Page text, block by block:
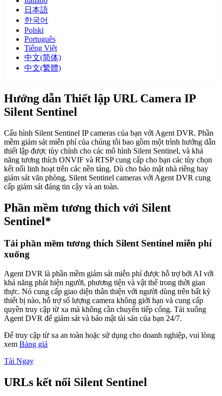
日本語
한국어
Polski
Português
Tiếng Việt
中文(简体)
中文(繁體)
Hướng dẫn Thiết lập URL Camera IP
Silent Sentinel
Cấu hình Silent Sentinel IP cameras của bạn với Agent DVR. Phần
mềm giám sát miễn phí của chúng tôi bao gồm một trình hướng dẫn
thiết lập được tùy chỉnh cho các mô hình Silent Sentinel, và khả
năng tương thích ONVIF và RTSP cung cấp cho bạn các tùy chọn
kết nối linh hoạt trên các nền tảng. Dù cho bảo mật nhà riêng hay
giám sát văn phòng, Silent Sentinel cameras với Agent DVR cung
cấp giám sát đáng tin cậy và an toàn.
Phần mềm tương thích với Silent
Sentinel*
Tải phần mềm tương thích Silent Sentinel miễn phí
xuống
Agent DVR là phần mềm giám sát miễn phí được hỗ trợ bởi AI với
khả năng phát hiện người, phương tiện và vật thể trong thời gian
thực. Nó cung cấp giao diện thân thiện với người dùng trên bất kỳ
thiết bị nào, hỗ trợ số lượng camera không giới hạn và cung cấp
quyền truy cập từ xa mà không cần chuyển tiếp cổng. Tải xuống
Agent DVR để giám sát và bảo mật tài sản của bạn 24/7.
Để truy cập từ xa an toàn hoặc sử dụng cho doanh nghiệp, vui lòng
xem Bảng giá
Tải Ngay
URLs kết nối Silent Sentinel